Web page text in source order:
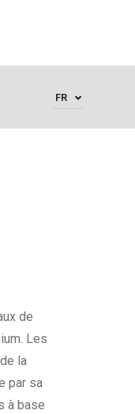
FR
de
Les
la
par sa
à base